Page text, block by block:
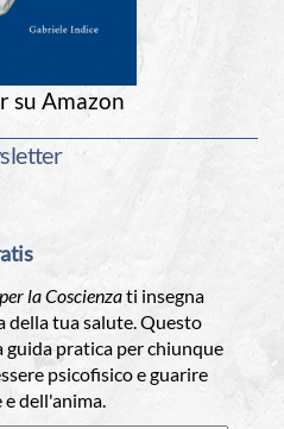
su Amazon
la Coscienzati insegna
della tua salute. Questo
guida pratica per chiunque
psicofisico e guarire
dell'anima.